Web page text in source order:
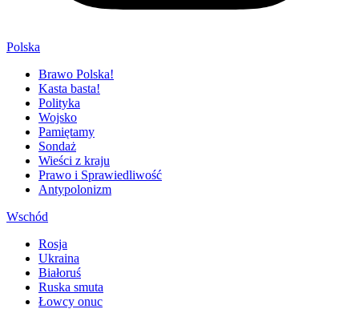
Polska
Brawo Polska!
Kasta basta!
Polityka
Wojsko
Pamiętamy
Sondaż
Wieści z kraju
Prawo i Sprawiedliwość
Antypolonizm
Wschód
Rosja
Ukraina
Białoruś
Ruska smuta
Łowcy onuc